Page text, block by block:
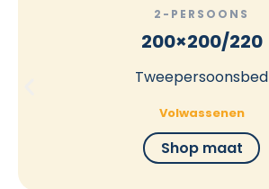
2-PERSOONS
200×200/220
Tweepersoonsbed
Volwassenen
Shop maat